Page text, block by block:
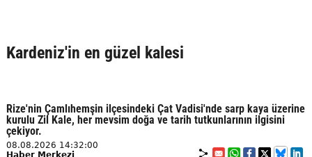
Kardeniz'in en güzel kalesi
Rize'nin Çamlıhemşin ilçesindeki Çat Vadisi'nde sarp kaya üzerine
kurulu Zil Kale, her mevsim doğa ve tarih tutkunlarının ilgisini
çekiyor.
08.08.2026 14:32:00
Haber Merkezi